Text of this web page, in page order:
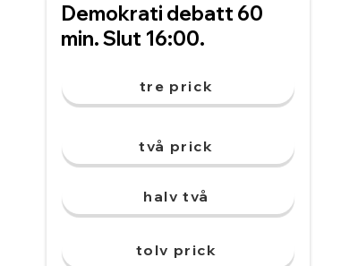
Demokrati debatt 60
min. Slut 16:00.
tre prick
två prick
halv två
tolv prick